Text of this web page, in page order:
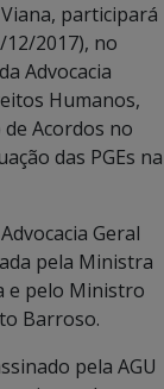
participará
2017), no
Advocacia
Humanos,
Acordos no
das PGEs na
Geral
pela Ministra
e pelo Ministro
Barroso.
pela AGU